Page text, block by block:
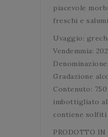
piacevole
freschi e
Uvaggio:
Vendemmia:
Gradazione
Contenuto:
imbottigliato
contiene solfiti
PRODOTTO